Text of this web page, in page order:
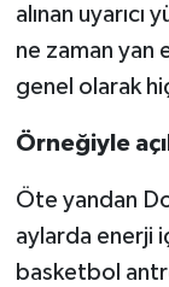
alınan uyarıcı
ne zaman yan
genel olarak
Örneğiyle
Öte yandan
aylarda enerji
basketbol